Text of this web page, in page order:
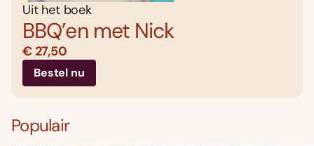
Uit het boek
BBQ’en met Nick
€ 27,50
Bestel nu
Populair